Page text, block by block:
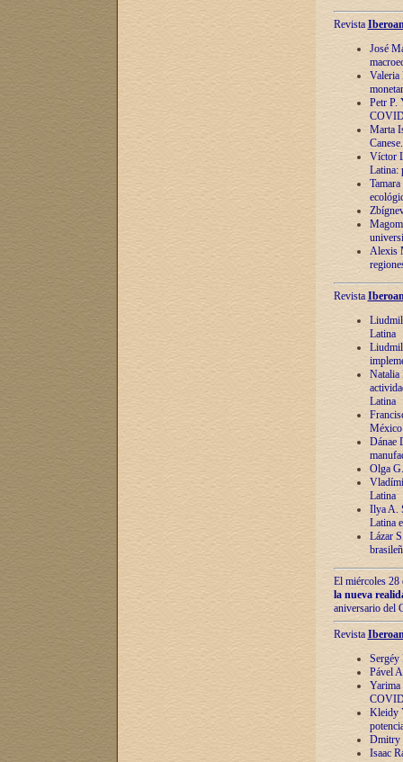
Revista
José
Valeria
Petr P.
Marta
Víctor
Latina:
Alexis
Revista
Latina
Natalia
Latina
México
Dánae
Olga
Latina
Ilya A.
Latina
Lázar
El miércoles 28
la nueva
aniversario del
Revista
Sergéy
Pável
Yarima
Kleidy
Dmitry
Isaac